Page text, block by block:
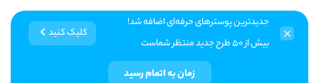
جدیدترین پوسترهای حرفه‌ای اضافه شد!
بیش از ۵۰ طرح جدید منتظر شماست
کلیک کنید
زمان به اتمام رسید